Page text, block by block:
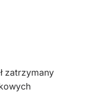
zatrzymany